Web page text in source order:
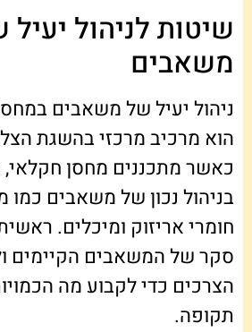
שיטות לניהול
משאבים
ניהול יעיל של משאבים
הוא מרכיב מרכזי בהשגת
כאשר מתכננים מחסן
בניהול נכון של משאבים כמו
חומרי אריזוק ומיכלים.
סקר של המשאבים הקיימים
הצרכים כדי לקבוע מה
תקופה.